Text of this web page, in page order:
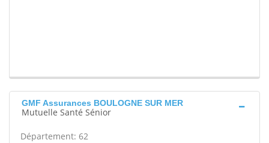
GMF Assurances BOULOGNE SUR MER
Mutuelle Santé Sénior
Département: 62